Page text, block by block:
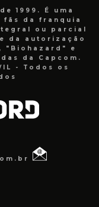
1999. É uma
da franquia
ou parcial
da autorização
"Biohazard" e
da Capcom.
- Todos os